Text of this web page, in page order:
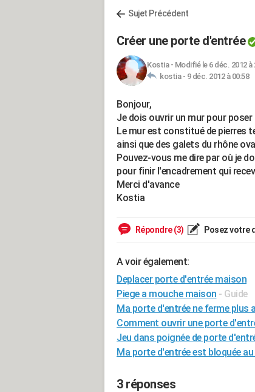
Sujet Précédent
Créer une porte d'entrée
Kostia- Modifié le 6 déc. 2012 à
kostia - 9 déc. 2012 à 00:58
Bonjour,
Je dois ouvrir un mur pour poser
Le mur est constitué de pierres
ainsi que des galets du rhône
Pouvez-vous me dire par où je
pour finir l'encadrement qui
Merci d'avance
Kostia
Répondre (3) Posez votre
A voir également:
Deplacer porte d'entrée maison
Piege a mouche maison - Guide
Ma porte d'entrée ne ferme plus
Comment ouvrir une porte
Jeu dans poignée de porte
Ma porte d'entrée est bloquée
3 réponses